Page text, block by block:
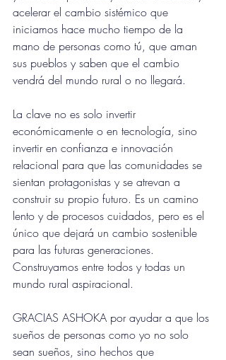
acelerar el cambio sistémico que
iniciamos hace mucho tiempo de la
mano de personas como tú, que aman
sus pueblos y saben que el cambio
vendrá del mundo rural o no llegará.
La clave no es solo invertir
económicamente o en tecnología, sino
invertir en confianza e innovación
relacional para que las comunidades se
sientan protagonistas y se atrevan a
construir su propio futuro. Es un camino
lento y de procesos cuidados, pero es el
único que dejará un cambio sostenible
para las futuras generaciones.
Construyamos entre todos y todas un
mundo rural aspiracional.
GRACIAS ASHOKA por ayudar a que los
sueños de personas como yo no solo
sean sueños, sino hechos que